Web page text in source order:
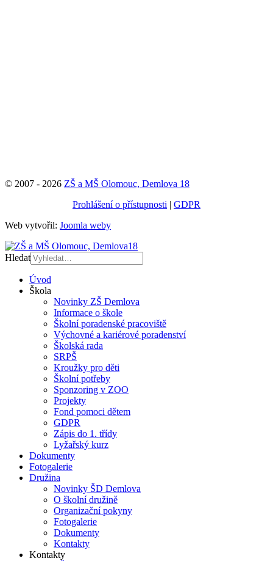
© 2007 - 2026 ZŠ a MŠ Olomouc, Demlova 18
Prohlášení o přístupnosti | GDPR
Web vytvořil: Joomla weby
Hledat
Úvod
Škola
Novinky ZŠ Demlova
Informace o škole
Školní poradenské pracoviště
Výchovné a kariérové poradenství
Školská rada
SRPŠ
Kroužky pro děti
Školní potřeby
Sponzoring v ZOO
Projekty
Fond pomoci dětem
GDPR
Zápis do 1. třídy
Lyžařský kurz
Dokumenty
Fotogalerie
Družina
Novinky ŠD Demlova
O školní družině
Organizační pokyny
Fotogalerie
Dokumenty
Kontakty
Kontakty